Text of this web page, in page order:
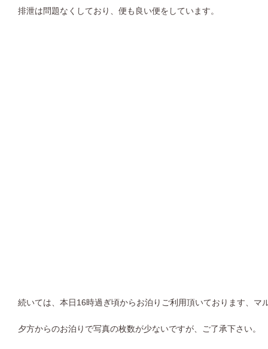
排泄は問題なくしており、便も良い便をしています。
続いては、本日16時過ぎ頃からお泊りご利用頂いております、マ
夕方からのお泊りで写真の枚数が少ないですが、ご了承下さい。